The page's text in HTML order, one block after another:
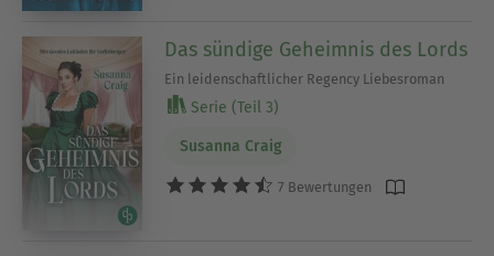
Das sündige Geheimnis des Lords
Ein leidenschaftlicher Regency Liebesroman
Serie (Teil 3)
Susanna Craig
7 Bewertungen